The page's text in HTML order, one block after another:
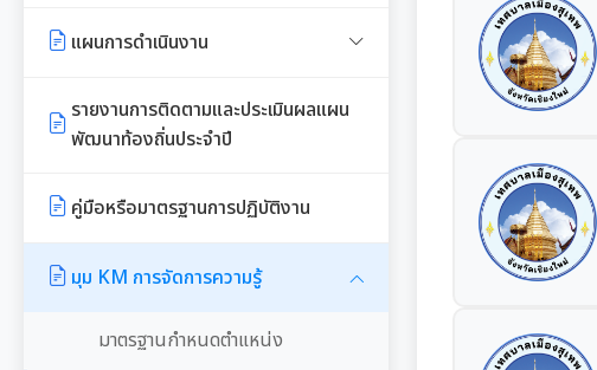
แผนการดำเนินงาน
แผนดำเนินงานประจำปี
งานประจำปีรอบ 6 เดือน
รายงานผลการดำเนินงานประจำปี
รายงานการติดตามและประเมินผลแผน
พัฒนาท้องถิ่นประจำปี
คู่มือหรือมาตรฐานการปฏิบัติงาน
มุม KM การจัดการความรู้
มาตรฐานกำหนดตำแหน่ง